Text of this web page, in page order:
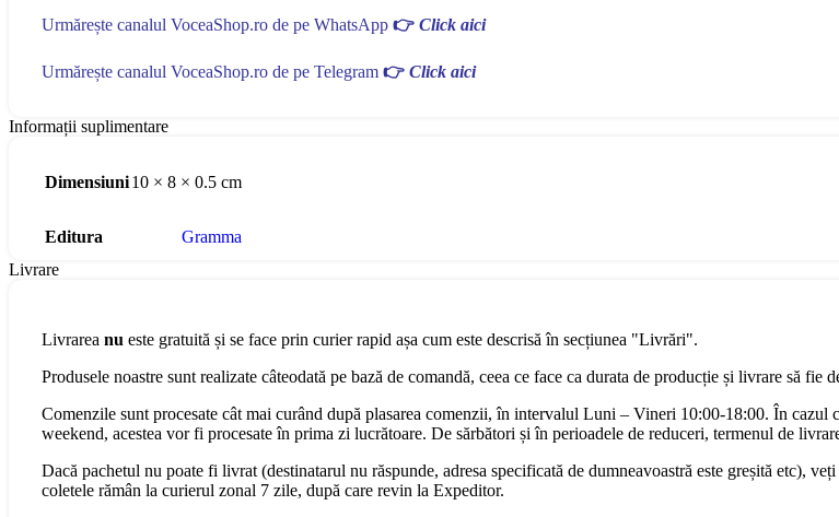
Urmărește canalul VoceaShop.ro de pe WhatsApp 👉 Click aici
Urmărește canalul VoceaShop.ro de pe Telegram 👉 Click aici
Informații suplimentare
Dimensiuni10 × 8 × 0.5 cm
Editura
Gramma
Livrare
Livrarea nu este gratuită și se face prin curier rapid așa cum este descrisă în secțiunea "Livrări".
Produsele noastre sunt realizate câteodată pe bază de comandă, ceea ce face ca durata de producție și livrare să
Comenzile sunt procesate cât mai curând după plasarea comenzii, în intervalul Luni – Vineri 10:00-18:00. În
weekend, acestea vor fi procesate în prima zi lucrătoare. De sărbători și în perioadele de reduceri, termenul de
Dacă pachetul nu poate fi livrat (destinatarul nu răspunde, adresa specificată de dumneavoastră este greșită etc),
coletele rămân la curierul zonal 7 zile, după care revin la Expeditor.